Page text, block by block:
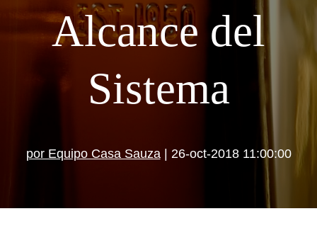
Alcance del
Sistema
por Equipo Casa Sauza| 26-oct-2018 11:00:00